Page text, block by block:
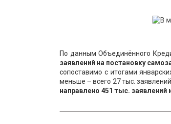
По данным Объединённого
заявлений на постановку
сопоставимо с итогами
меньше – всего 27 тыс. заявлений.
направлено 451 тыс. заявлений